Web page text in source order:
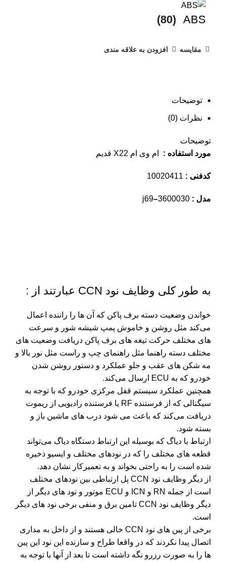
ABS
(80)
مقایسه افزودن به علاقه مندی
توضیحات
نظرات (0)
توضیحات
مورد استفاده :
ام وی ام X22 قدیم
کدفنی :
مدل : 3600030
–
j69
به طور کلی وظایف نود CCN عبارتند از :
خواندن وضعیت دسته برف پاکن که آن ها را راننده اعمال
می‌کند مثل روشن و خاموش پمپ شیشه شور و سرعت
های مختلف حرکت تیغه های برف پاکن دریافت وضعیت های
مختلف دسته راهنما مثل راهنمای چپ و راست مثل نور بالا و
مه شکن های عقب و جلو عملکرد و دستور روشن شدن
خودرو که به ECU ارسال می‌کند.
همچنین عملکرد سیستم قفل مرکزی خودرو که با توجه به
سیگنالی که از فرستنده RF یا فرستنده رادیویی از ریموت
دریافت می‌کند که باعث می شود درب های ماشین باز و
بسته شود.
ارتباط با دیاگ که بوسیله این ارتباط دستگاه دیاگ می‌تواند
قطعه های مختلف را که در نودهای مختلف و ایسیو ذخیره
شده است را به راحتی بخواند و به تعمیرکار نشان دهد.
از دیگر وظایف نود CCN پل ارتباطی بین نودهای مختلف
است از جمله RN و ICN و ECU موتور و نود های دیگر از
دیگر وظایف نود CCN تامین برق و منفی برخی نود های دیگر
است.
برخی از پین های نود CCN خالی هستند و از داخل به مداری
اتصال پیدا نکردند که در واقعا طراح و سازنده این نود این پین
ها را به صورت رزرو نگه داشته است تا بعد از آنها با توجه به